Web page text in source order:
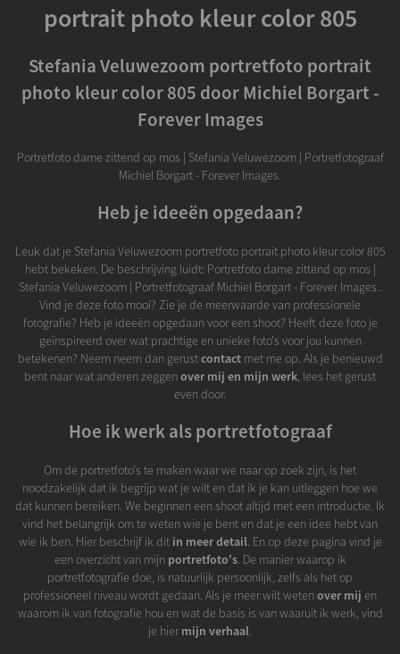
portrait photo kleur color 805
Stefania Veluwezoom portretfoto portrait
photo kleur color 805 door Michiel Borgart -
Forever Images
Portretfoto dame zittend op mos | Stefania Veluwezoom | Portretfotograaf
Michiel Borgart - Forever Images.
Heb je ideeën opgedaan?
Leuk dat je Stefania Veluwezoom portretfoto portrait photo kleur color 805
hebt bekeken. De beschrijving luidt: Portretfoto dame zittend op mos |
Stefania Veluwezoom | Portretfotograaf Michiel Borgart - Forever Images..
Vind je deze foto mooi? Zie je de meerwaarde van professionele
fotografie? Heb je ideeën opgedaan voor een shoot? Heeft deze foto je
geïnspireerd over wat prachtige en unieke foto's voor jou kunnen
betekenen? Neem neem dan gerustcontactmet me op. Als je benieuwd
bent naar wat anderen zeggenover mij en mijn werk, lees het gerust
even door.
Hoe ik werk als portretfotograaf
Om de portretfoto's te maken waar we naar op zoek zijn, is het
noodzakelijk dat ik begrijp wat je wilt en dat ik je kan uitleggen hoe we
dat kunnen bereiken. We beginnen een shoot altijd met een introductie. Ik
vind het belangrijk om te weten wie je bent en dat je een idee hebt van
wie ik ben. Hier beschrijf ik dit in meer detail. En op deze pagina vind je
een overzicht van mijn portretfoto's. De manier waarop ik
portretfotografie doe, is natuurlijk persoonlijk, zelfs als het op
professioneel niveau wordt gedaan. Als je meer wilt wetenover mij en
waarom ik van fotografie hou en wat de basis is van waaruit ik werk, vind
je hiermijn verhaal.